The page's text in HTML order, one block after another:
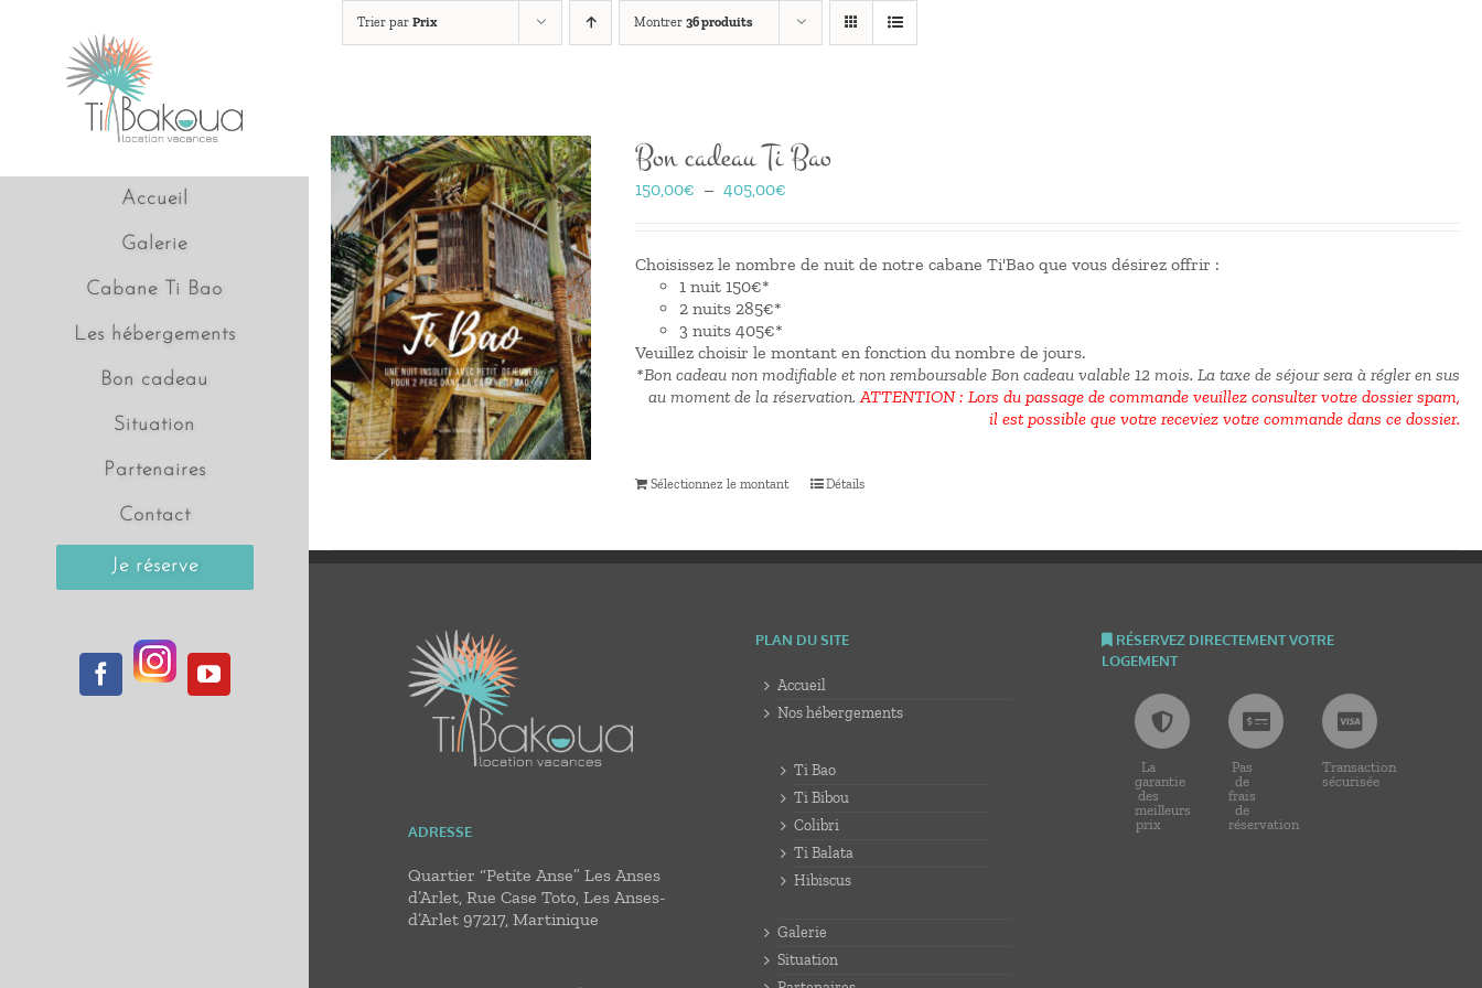
Accueil
Galerie
Cabane Ti Bao
Les hébergements
Bon cadeau
Situation
Partenaires
Contact
Je réserve
Facebook
Instagram
YouTube
Trier par Prix Montrer 36 produits
Bon cadeau Ti Bao
150,00€ – 405,00€
150,00€
à
Choisissez le nombre de nuit de notre cabane Ti'Bao que vous désirez offrir :
1 nuit 150€*
2 nuits 285€*
3 nuits 405€*
Veuillez choisir le montant en fonction du nombre de jours.
*Bon cadeau non modifiable et non remboursable Bon cadeau valable 12 mois. La taxe de séjour sera à régler en sus
au moment de la réservation.ATTENTION : Lors du passage de commande veuillez consulter votre dossier spam,
il est possible que votre receviez votre commande dans ce dossier.
Sélectionnez le montant Détails
ADRESSE
Quartier “Petite Anse” Les Anses
d’Arlet, Rue Case Toto, Les Anses-
d’Arlet 97217, Martinique
PLAN DU SITE
Accueil
Nos hébergements
Ti Bao
Ti Bibou
Colibri
Ti Balata
Hibiscus
Galerie
Situation
RÉSERVEZ DIRECTEMENT VOTRE
LOGEMENT
La
garantie
des
meilleurs
prix
Pas
de
frais
de
réservation
Transaction
sécurisée